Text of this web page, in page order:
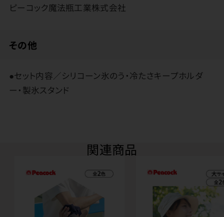
ピーコック魔法瓶工業株式会社
その他
●セット内容／シリコーン氷のう・冷たさキープホルダ
ー・製氷スタンド
関連商品